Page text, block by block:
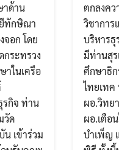
าด้าน
ทักษิณา
จอก โดย
ระทรวง
ในเครือ
รกิจ ท่าน
วัด
เข้าร่วม
ตกลงคว
วิชากา
บริหารธุ
มีท่านสุร
ศึกษาธิ
ไทยเท
ผอ.วิทย
ผอ.เตือ
บำเพ็ญ